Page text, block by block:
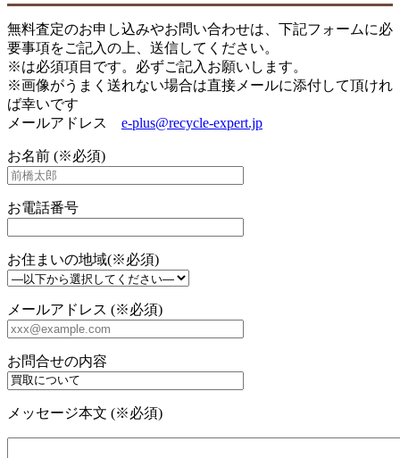
無料査定のお申し込みやお問い合わせは、下記フォームに必
要事項をご記入の上、送信してください。
※は必須項目です。必ずご記入お願いします。
※画像がうまく送れない場合は直接メールに添付して頂けれ
ば幸いです
メールアドレス e-plus@recycle-expert.jp
お名前 (※必須)
お電話番号
お住まいの地域(※必須)
メールアドレス (※必須)
お問合せの内容
メッセージ本文 (※必須)